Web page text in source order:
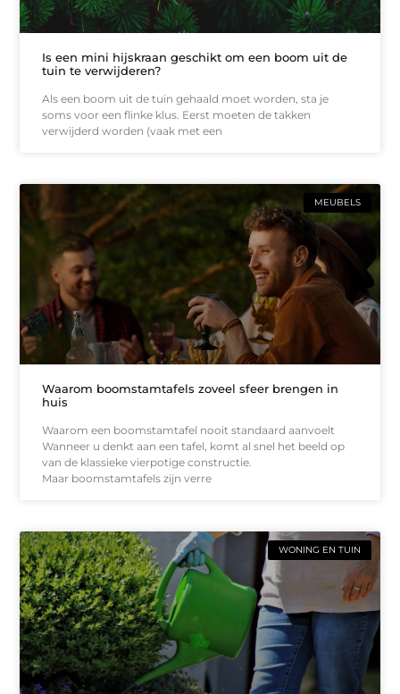
Is een mini hijskraan geschikt om een boom uit de
tuin te verwijderen?
Als een boom uit de tuin gehaald moet worden, sta je
soms voor een flinke klus. Eerst moeten de takken
verwijderd worden (vaak met een
MEUBELS
Waarom boomstamtafels zoveel sfeer brengen in
huis
Waarom een boomstamtafel nooit standaard aanvoelt
Wanneer u denkt aan een tafel, komt al snel het beeld op
van de klassieke vierpotige constructie.
Maar boomstamtafels zijn verre
WONING EN TUIN